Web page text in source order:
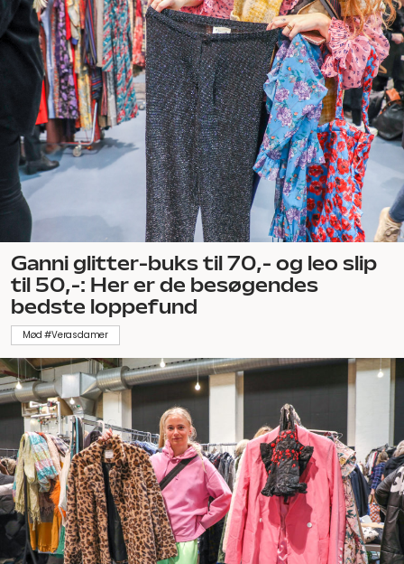
Ganni glitter-buks til 70,- og leo slip
til 50,-: Her er de besøgendes
bedste loppefund
Mød #Verasdamer